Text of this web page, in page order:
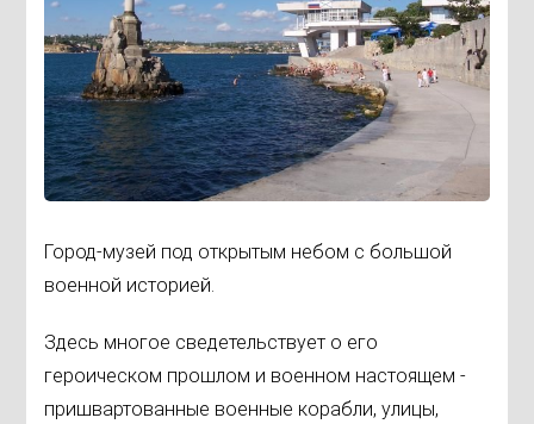
Город-музей под открытым небом с большой
военной историей.
Здесь многое сведетельствует о его
героическом прошлом и военном настоящем -
пришвартованные военные корабли, улицы,